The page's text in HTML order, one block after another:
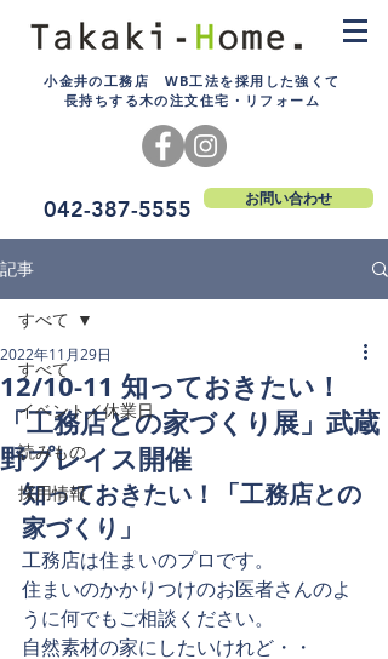
小金井の工務店 WB工法を採用した強くて
長持ちする木の注文住宅・リフォーム
042-387-5555 お問い合わせ
記事
すべて
イベント／休業日
読みもの
採用情報
すべて
12/10-11 知っておきたい！
「工務店との家づくり展」武蔵
野プレイス開催
2022年11月29日
知っておきたい！「工務店との
家づくり」
工務店は住まいのプロです。
住まいのかかりつけのお医者さんのよ
うに何でもご相談ください。
自然素材の家にしたいけれど・・